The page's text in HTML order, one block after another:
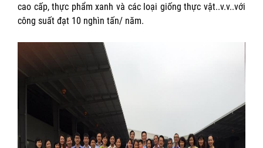
cao cấp, thực phẩm xanh và các loại giống thực vật..v.v..với
công suất đạt 10 nghìn tấn/ năm.